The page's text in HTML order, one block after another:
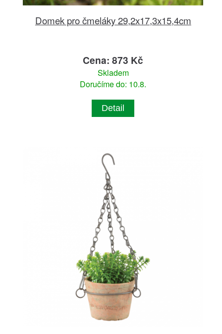
Domek pro čmeláky 29,2x17,3x15,4cm
Cena: 873 Kč
Skladem
Doručíme do: 10.8.
Detail